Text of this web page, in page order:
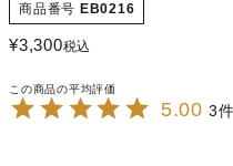
商品番号 EB0216
¥3,300税込
5.00 3